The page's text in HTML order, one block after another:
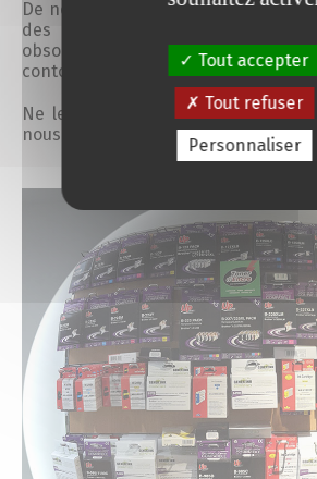
De nombreuses pannes
des appareils sur laquelle est
obsolescence qui pour
contournées.
Ne les condamnons donc pas
nous.
Tout accepter
Tout refuser
Personnaliser